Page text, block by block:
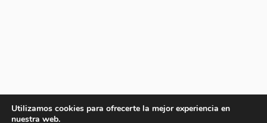
Utilizamos cookies para ofrecerte la mejor experiencia en
nuestra web.